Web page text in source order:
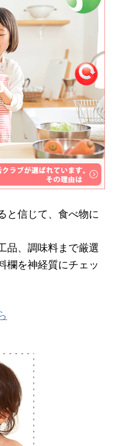
と信じて、食べ物に
品、調味料まで厳選
欄を神経質にチェッ